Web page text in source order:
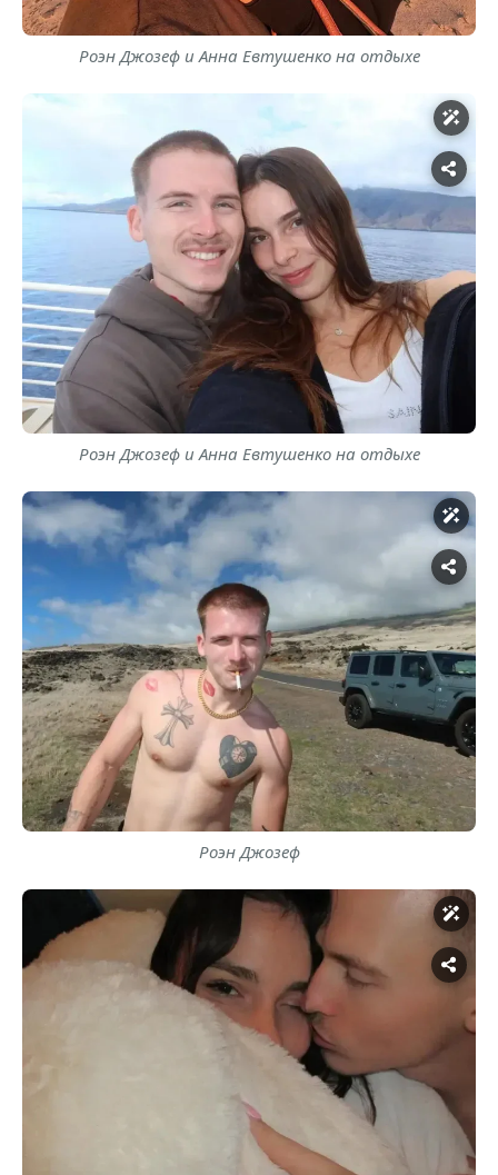
Роэн Джозеф и Анна Евтушенко на отдыхе
Роэн Джозеф и Анна Евтушенко на отдыхе
Роэн Джозеф